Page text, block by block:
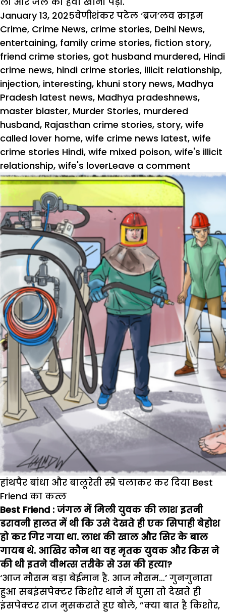
Posted
on
January 13, 2025Author
वेणीशंकर पटेल ‘ब्रज’Categories
लव क्राइमTags
Crime, Crime News, crime stories, Delhi News,
entertaining, family crime stories, fiction story,
friend crime stories, got husband murdered, Hindi
crime news, hindi crime stories, illicit relationship,
injection, interesting, khuni story news, Madhya
Pradesh latest news, Madhya pradeshnews,
master blaster, Murder Stories, murdered
husband, Rajasthan crime stories, story, wife
called lover home, wife crime news latest, wife
crime stories Hindi, wife mixed poison, wife's illicit
relationship, wife's loverLeave a comment
हांथपैर बांधा और बालूरेती स्प्रे चलाकर कर दिया Best
Friend का कत्ल
Best Friend : जंगल में मिली युवक की लाश इतनी
डरावनी हालत में थी कि उसे देखते ही एक सिपाही बेहोश
हो कर गिर गया था. लाश की खाल और सिर के बाल
गायब थे. आखिर कौन था वह मृतक युवक और किस ने
की थी इतने वीभत्स तरीके से उस की हत्या?
‘आज मौसम बड़ा बेईमान है. आज मौसम…’ गुनगुनाता
हुआ सबइंसपेक्टर किशोर थाने में घुसा तो देखते ही
इंसपेक्टर राज मुसकराते हुए बोले, ”क्या बात है किशोर,